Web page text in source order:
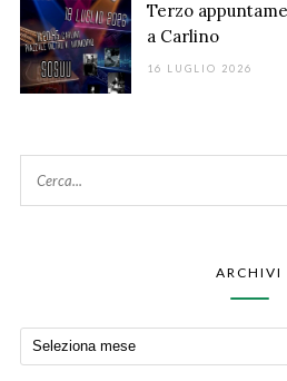
Terzo
a Carlino
16 LUGLIO 2026
ARCHIVI